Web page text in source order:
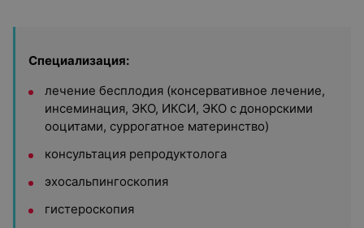
Специализация:
лечение бесплодия (консервативное лечение,
инсеминация, ЭКО, ИКСИ, ЭКО с донорскими
ооцитами, суррогатное материнство)
консультация репродуктолога
эхосальпингоскопия
гистероскопия